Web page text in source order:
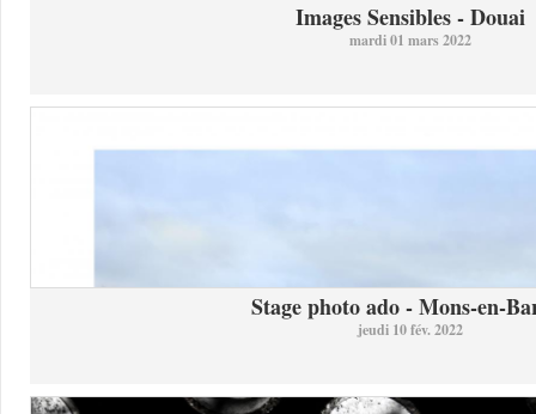
Images Sensibles - Douai
mardi 01 mars 2022
Stage photo ado - Mons-en-
jeudi 10 fév. 2022